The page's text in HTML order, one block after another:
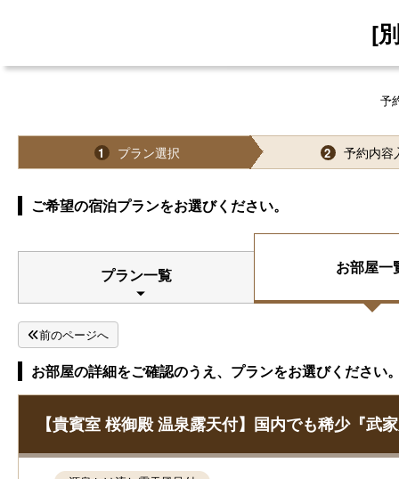
[
予
1 プラン選択 2 予約内容
ご希望の宿泊プランをお選びください。
プラン一覧 お部屋一
前のページへ
お部屋の詳細をご確認のうえ、プランをお選びください
【貴賓室 桜御殿 温泉露天付】国内でも稀少『武